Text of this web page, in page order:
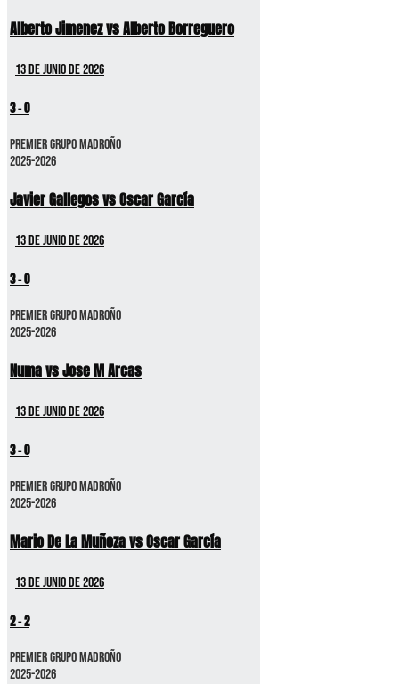
Alberto Jimenez vs Alberto Borreguero
13 de junio de 2026
3-0
Premier GRUPO MADROÑO
2025-2026
Javier Gallegos vs Oscar García
13 de junio de 2026
3-0
Premier GRUPO MADROÑO
2025-2026
Numa vs Jose M Arcas
13 de junio de 2026
3-0
Premier GRUPO MADROÑO
2025-2026
Mario De La Muñoza vs Oscar García
13 de junio de 2026
2-2
Premier GRUPO MADROÑO
2025-2026